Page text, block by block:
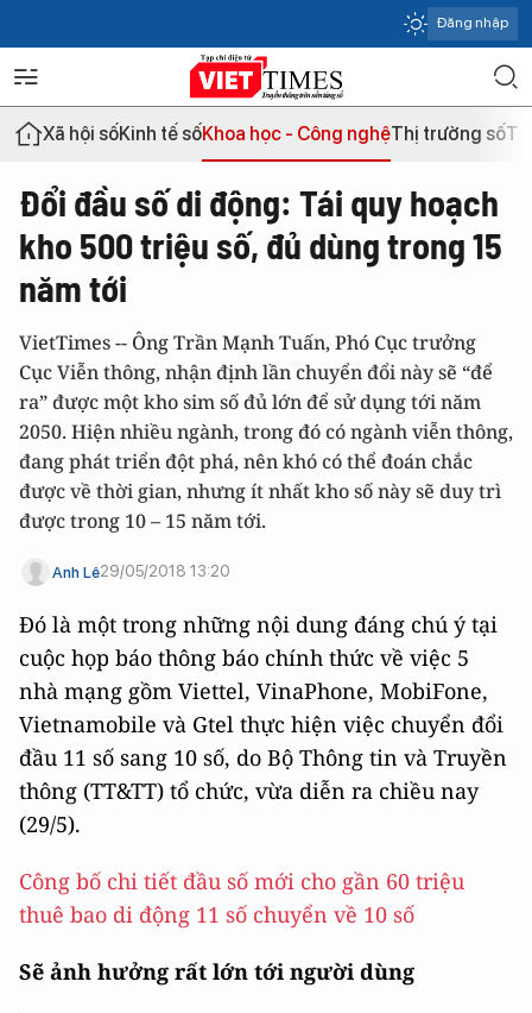
Đăng nhập
Xã hội sốKinh tế sốKhoa học - Công nghệThị trường số
Đổi đầu số di động: Tái quy hoạch
kho 500 triệu số, đủ dùng trong 15
năm tới
VietTimes -- Ông Trần Mạnh Tuấn, Phó Cục trưởng
Cục Viễn thông, nhận định lần chuyển đổi này sẽ “để
ra” được một kho sim số đủ lớn để sử dụng tới năm
2050. Hiện nhiều ngành, trong đó có ngành viễn thông,
đang phát triển đột phá, nên khó có thể đoán chắc
được về thời gian, nhưng ít nhất kho số này sẽ duy trì
được trong 10 – 15 năm tới.
Anh Lê29/05/2018 13:20
Đó là một trong những nội dung đáng chú ý tại
cuộc họp báo thông báo chính thức về việc 5
nhà mạng gồm Viettel, VinaPhone, MobiFone,
Vietnamobile và Gtel thực hiện việc chuyển đổi
đầu 11 số sang 10 số, do Bộ Thông tin và Truyền
thông (TT&TT) tổ chức, vừa diễn ra chiều nay
(29/5).
Công bố chi tiết đầu số mới cho gần 60 triệu
thuê bao di động 11 số chuyển về 10 số
Sẽ ảnh hưởng rất lớn tới người dùng